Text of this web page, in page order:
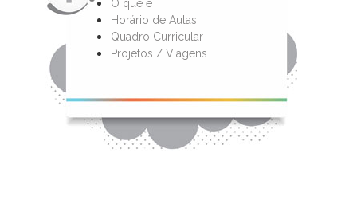
O que é
Horário de Aulas
Quadro Curricular
Projetos / Viagens